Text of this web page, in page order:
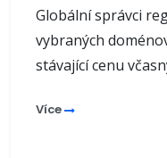
Globální správci
vybraných
stávající cenu
Více